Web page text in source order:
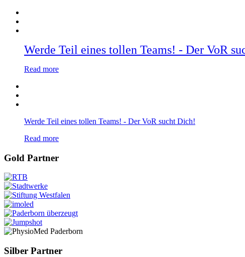
Werde Teil eines tollen Teams! - Der VoR
Read more
Werde Teil eines tollen Teams! - Der VoR sucht Dich!
Read more
Gold Partner
Silber Partner